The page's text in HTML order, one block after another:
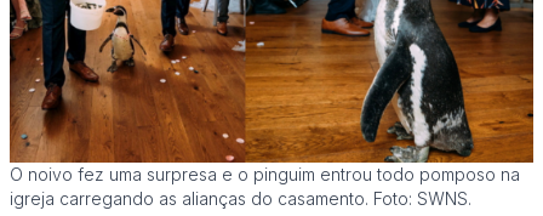
O noivo fez uma surpresa e o pinguim entrou todo pomposo na
igreja carregando as alianças do casamento. Foto: SWNS.